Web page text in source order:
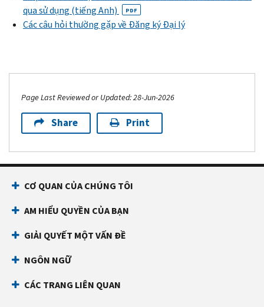
qua sử dụng (tiếng Anh)
PDF
Các câu hỏi thường gặp về Đăng ký Đại lý
Page Last Reviewed or Updated: 28-Jun-2026
Share Print
CƠ QUAN CỦA CHÚNG TÔI
AM HIỂU QUYỀN CỦA BẠN
GIẢI QUYẾT MỘT VẤN ĐỀ
NGÔN NGỮ
CÁC TRANG LIÊN QUAN